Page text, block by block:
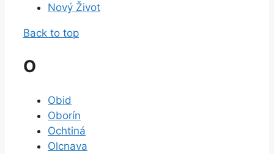
Nový Život
Back to top
O
Obid
Oborín
Ochtiná
Olcnava